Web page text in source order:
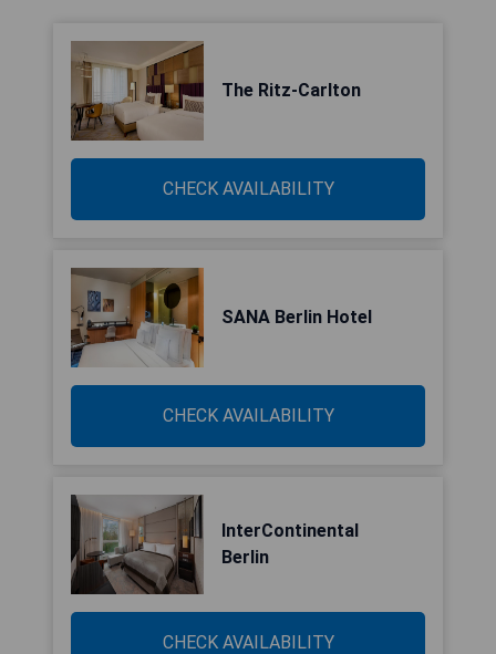
The Ritz-Carlton
CHECK AVAILABILITY
SANA Berlin Hotel
CHECK AVAILABILITY
InterContinental
Berlin
CHECK AVAILABILITY